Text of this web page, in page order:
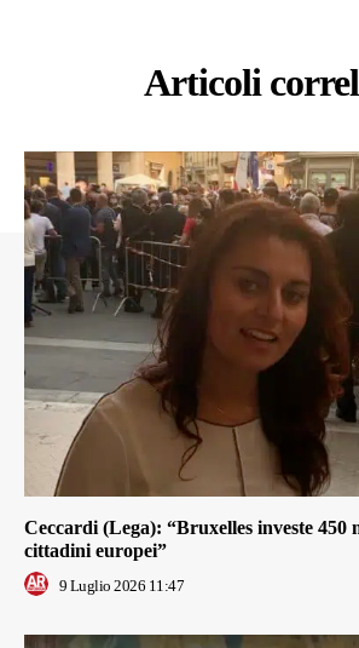
Articoli
Ceccardi (Lega): “Bruxelles investe 450
cittadini europei”
9 Luglio 2026 11:47